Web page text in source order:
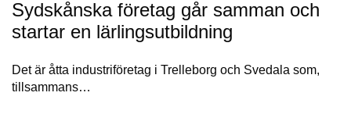
Sydskånska företag går samman och
startar en lärlingsutbildning
Det är åtta industriföretag i Trelleborg och Svedala som,
tillsammans…